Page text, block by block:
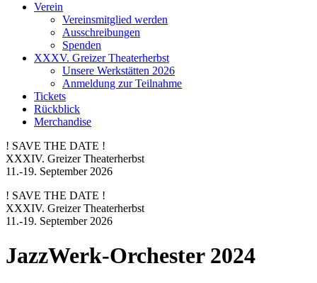
Verein
Vereinsmitglied werden
Ausschreibungen
Spenden
XXXV. Greizer Theaterherbst
Unsere Werkstätten 2026
Anmeldung zur Teilnahme
Tickets
Rückblick
Merchandise
! SAVE THE DATE !
XXXIV. Greizer Theaterherbst
11.-19. September 2026
! SAVE THE DATE !
XXXIV. Greizer Theaterherbst
11.-19. September 2026
JazzWerk-Orchester 2024